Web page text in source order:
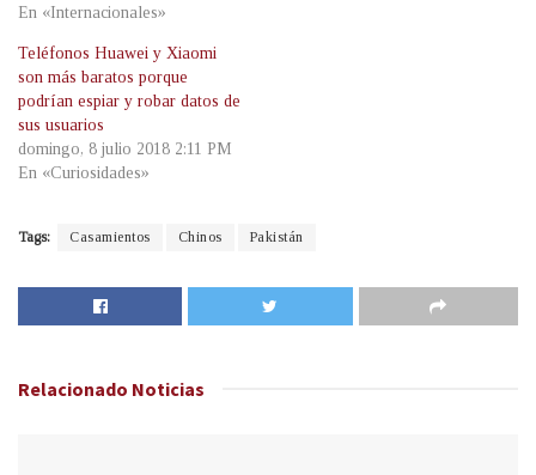
En «Internacionales»
Teléfonos Huawei y Xiaomi
son más baratos porque
podrían espiar y robar datos de
sus usuarios
domingo, 8 julio 2018 2:11 PM
En «Curiosidades»
Tags: Casamientos Chinos Pakistán
Relacionado Noticias